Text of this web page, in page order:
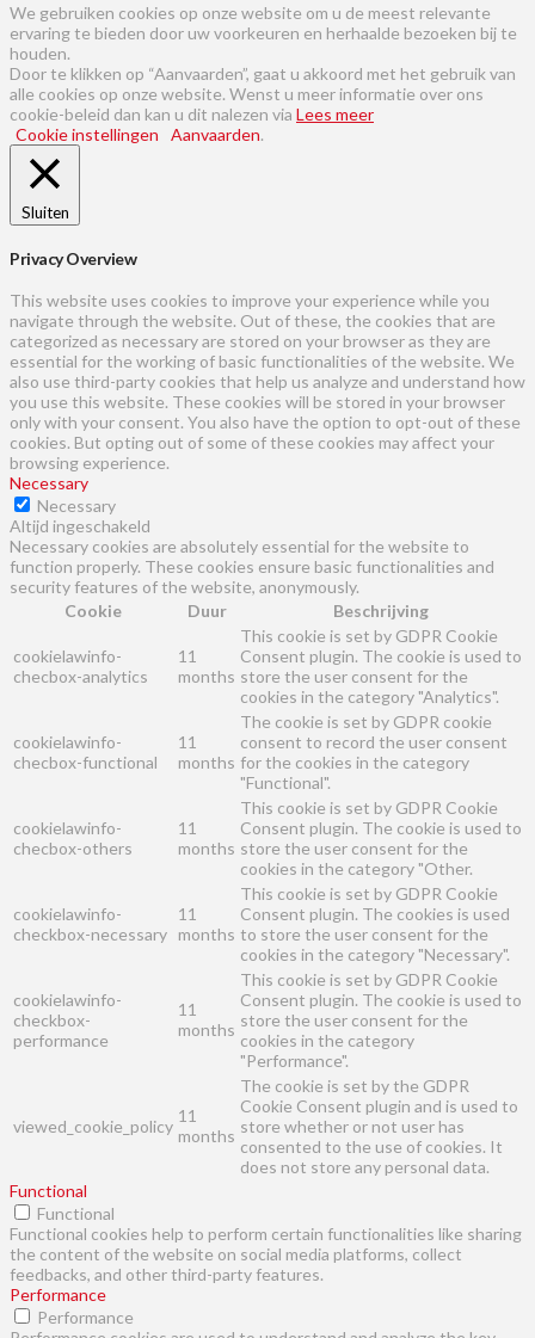
We gebruiken cookies op onze website om u de meest relevante
ervaring te bieden door uw voorkeuren en herhaalde bezoeken bij te
houden.
Door te klikken op “Aanvaarden”, gaat u akkoord met het gebruik van
alle cookies op onze website. Wenst u meer informatie over ons
cookie-beleid dan kan u dit nalezen via Lees meer
Cookie instellingen
Aanvaarden.
Sluiten
Privacy Overview
This website uses cookies to improve your experience while you
navigate through the website. Out of these, the cookies that are
categorized as necessary are stored on your browser as they are
essential for the working of basic functionalities of the website. We
also use third-party cookies that help us analyze and understand how
you use this website. These cookies will be stored in your browser
only with your consent. You also have the option to opt-out of these
cookies. But opting out of some of these cookies may affect your
browsing experience.
Necessary
Necessary
Altijd ingeschakeld
Necessary cookies are absolutely essential for the website to
function properly. These cookies ensure basic functionalities and
security features of the website, anonymously.
Cookie
Duur Beschrijving
cookielawinfo-
checbox-analytics
11
months
This cookie is set by GDPR Cookie
Consent plugin. The cookie is used to
store the user consent for the
cookies in the category "Analytics".
cookielawinfo-
checbox-functional
11
months
The cookie is set by GDPR cookie
consent to record the user consent
for the cookies in the category
"Functional".
cookielawinfo-
checbox-others
11
months
This cookie is set by GDPR Cookie
Consent plugin. The cookie is used to
store the user consent for the
cookies in the category "Other.
cookielawinfo-
checkbox-necessary
11
months
This cookie is set by GDPR Cookie
Consent plugin. The cookies is used
to store the user consent for the
cookies in the category "Necessary".
cookielawinfo-
checkbox-
performance
11
months
This cookie is set by GDPR Cookie
Consent plugin. The cookie is used to
store the user consent for the
cookies in the category
"Performance".
viewed_cookie_policy
11
months
The cookie is set by the GDPR
Cookie Consent plugin and is used to
store whether or not user has
consented to the use of cookies. It
does not store any personal data.
Functional
Functional
Functional cookies help to perform certain functionalities like sharing
the content of the website on social media platforms, collect
feedbacks, and other third-party features.
Performance
Performance